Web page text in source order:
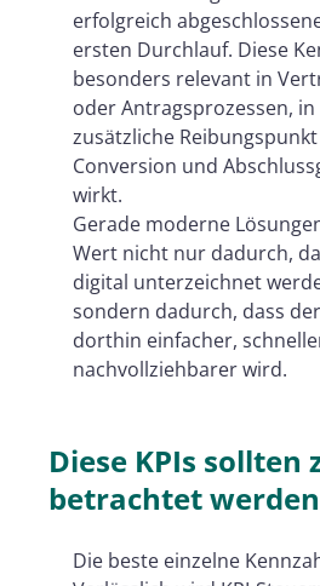
erfolgreich
ersten Durchlauf. Diese
besonders relevant in
oder Antragsprozessen,
zusätzliche
Conversion und
wirkt.
Gerade moderne
Wert nicht nur dadurch,
digital unterzeichnet
sondern dadurch, dass
dorthin einfacher,
nachvollziehbarer wird.
Diese KPIs sollten
betrachtet werden
Die beste einzelne